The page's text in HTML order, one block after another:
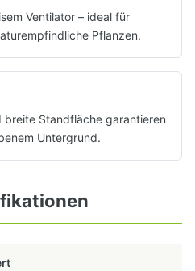
Ventilator – ideal für
Pflanzen.
breite Standfläche garantieren
Untergrund.